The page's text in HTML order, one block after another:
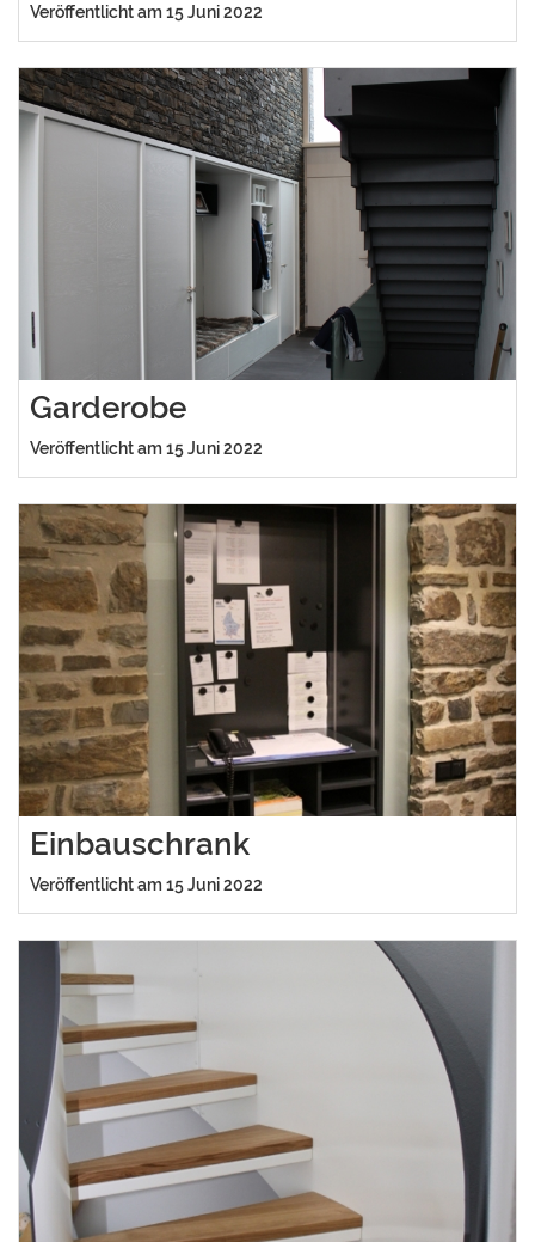
Veröffentlicht am 15 Juni 2022
Garderobe
Veröffentlicht am 15 Juni 2022
Einbauschrank
Veröffentlicht am 15 Juni 2022